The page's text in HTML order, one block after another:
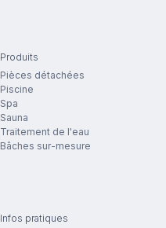
Produits
Pièces détachées
Piscine
Spa
Sauna
Traitement de l'eau
Bâches sur-mesure
Infos pratiques